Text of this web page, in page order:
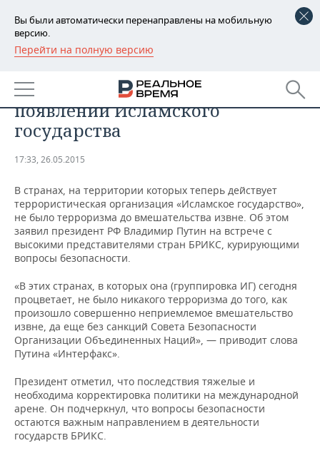
Вы были автоматически перенаправлены на мобильную
версию.
Перейти на полную версию
РЕГИОНЫ
БАШКОРТОСТАН
ТАТАРСТАН
НОВОСТИ
АНАЛИТИКА
КОРОЛИ ГОСЗАКАЗА ПФО
ВУЗЫ ТАТАРСТАНА
КОМУ ПРИНАДЛЕЖАТ
ТОРГОВЫЕ ЦЕНТРЫ
ТАТАРСТАНА
ФИНАНСЫ
БАНКИ
БЮДЖЕТ
ИНВЕСТИЦИИ
НОВОСТИ
ПРОМЫШЛЕННОСТИ
АГРОПРОМ
МАШИНОСТРОЕНИЕ
НЕФТЕХИМИЯ
НЕФТЬ
ОПК
ЭНЕРГЕТИКА
НЕДВИЖИМОСТЬ
НОВОСТИ НЕДВИЖИМОСТИ
АВТО
НОВОСТИ АВТО
БИЗНЕС
НОВОСТИ БИЗНЕСА
РОЗНИЧНАЯ ТОРГОВЛЯ
ТРАНСПОРТ
УСЛУГИ
ТЕХНОЛОГИИ
НОВОСТИ ТЕХНОЛОГИЙ
IT
МЕДИА
ТЕЛЕКОММУНИКАЦИИ
МЕРОПРИЯТИЯ
НОВОСТИ МЕРОПРИЯТИЙ
ВЫЕЗДНАЯ РЕДАКЦИЯ
БИЗНЕС-БРАНЧИ
СПОРТ
НОВОСТИ СПОРТА
ФУТБОЛ
ОБЩЕСТВО
НОВОСТИ ОБЩЕСТВА
ФОТОГАЛЕРЕЯ
ответственность США и Европы в
появлении Исламского
государства
17:33, 26.05.2015
В странах, на территории которых теперь действует
террористическая организация «Исламское государство»,
не было терроризма до вмешательства извне. Об этом
заявил президент РФ Владимир Путин на встрече с
высокими представителями стран БРИКС, курирующими
вопросы безопасности.
«В этих странах, в которых она (группировка ИГ) сегодня
процветает, не было никакого терроризма до того, как
произошло совершенно неприемлемое вмешательство
извне, да еще без санкций Совета Безопасности
Организации Объединенных Наций», — приводит слова
Путина «Интерфакс».
Президент отметил, что последствия тяжелые и
необходима корректировка политики на международной
арене. Он подчеркнул, что вопросы безопасности
остаются важным направлением в деятельности
государств БРИКС.